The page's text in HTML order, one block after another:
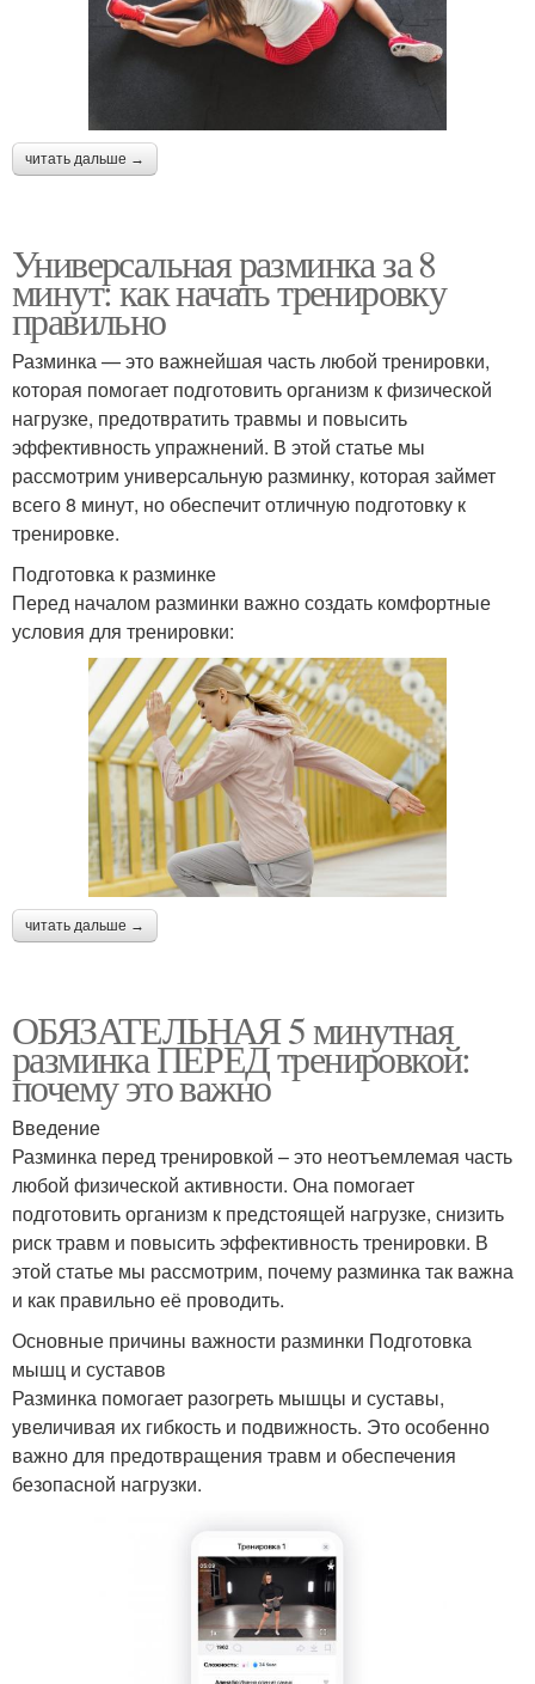
читать дальше →
Универсальная разминка за 8
минут: как начать тренировку
правильно
Разминка — это важнейшая часть любой тренировки,
которая помогает подготовить организм к физической
нагрузке, предотвратить травмы и повысить
эффективность упражнений. В этой статье мы
рассмотрим универсальную разминку, которая займет
всего 8 минут, но обеспечит отличную подготовку к
тренировке.
Подготовка к разминке
Перед началом разминки важно создать комфортные
условия для тренировки:
читать дальше →
ОБЯЗАТЕЛЬНАЯ 5 минутная
разминка ПЕРЕД тренировкой:
почему это важно
Введение
Разминка перед тренировкой – это неотъемлемая часть
любой физической активности. Она помогает
подготовить организм к предстоящей нагрузке, снизить
риск травм и повысить эффективность тренировки. В
этой статье мы рассмотрим, почему разминка так важна
и как правильно её проводить.
Основные причины важности разминки Подготовка
мышц и суставов
Разминка помогает разогреть мышцы и суставы,
увеличивая их гибкость и подвижность. Это особенно
важно для предотвращения травм и обеспечения
безопасной нагрузки.